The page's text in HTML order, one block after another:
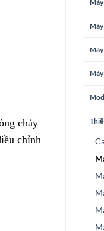
chảy
chỉnh